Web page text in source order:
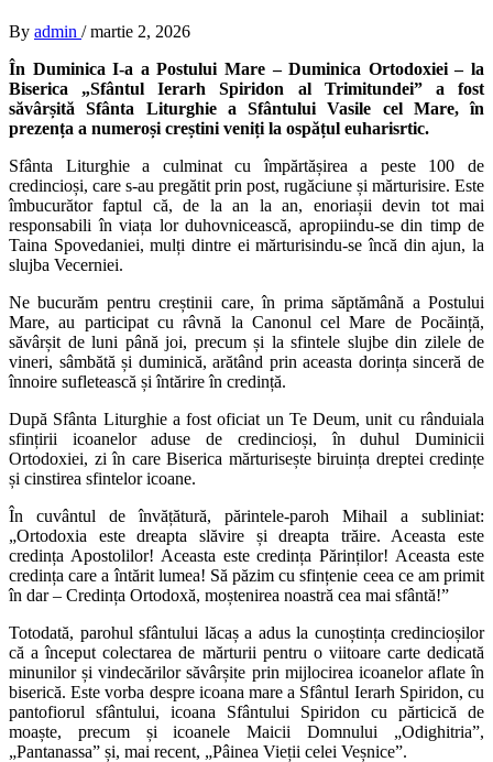
By admin / martie 2, 2026
În Duminica I-a a Postului Mare – Duminica Ortodoxiei – la
Biserica „Sfântul Ierarh Spiridon al Trimitundei” a fost
săvârșită Sfânta Liturghie a Sfântului Vasile cel Mare, în
prezența a numeroși creștini veniți la ospățul euharisrtic.
Sfânta Liturghie a culminat cu împărtășirea a peste 100 de
credincioși, care s-au pregătit prin post, rugăciune și mărturisire. Este
îmbucurător faptul că, de la an la an, enoriașii devin tot mai
responsabili în viața lor duhovnicească, apropiindu-se din timp de
Taina Spovedaniei, mulți dintre ei mărturisindu-se încă din ajun, la
slujba Vecerniei.
Ne bucurăm pentru creștinii care, în prima săptămână a Postului
Mare, au participat cu râvnă la Canonul cel Mare de Pocăință,
săvârșit de luni până joi, precum și la sfintele slujbe din zilele de
vineri, sâmbătă și duminică, arătând prin aceasta dorința sinceră de
înnoire sufletească și întărire în credință.
După Sfânta Liturghie a fost oficiat un Te Deum, unit cu rânduiala
sfințirii icoanelor aduse de credincioși, în duhul Duminicii
Ortodoxiei, zi în care Biserica mărturisește biruința dreptei credințe
și cinstirea sfintelor icoane.
În cuvântul de învățătură, părintele-paroh Mihail a subliniat:
„Ortodoxia este dreapta slăvire și dreapta trăire. Aceasta este
credința Apostolilor! Aceasta este credința Părinților! Aceasta este
credința care a întărit lumea! Să păzim cu sfințenie ceea ce am primit
în dar – Credința Ortodoxă, moștenirea noastră cea mai sfântă!”
Totodată, parohul sfântului lăcaș a adus la cunoștința credincioșilor
că a început colectarea de mărturii pentru o viitoare carte dedicată
minunilor și vindecărilor săvârșite prin mijlocirea icoanelor aflate în
biserică. Este vorba despre icoana mare a Sfântul Ierarh Spiridon, cu
pantofiorul sfântului, icoana Sfântului Spiridon cu părticică de
moaște, precum și icoanele Maicii Domnului „Odighitria”,
„Pantanassa” și, mai recent, „Pâinea Vieții celei Veșnice”.